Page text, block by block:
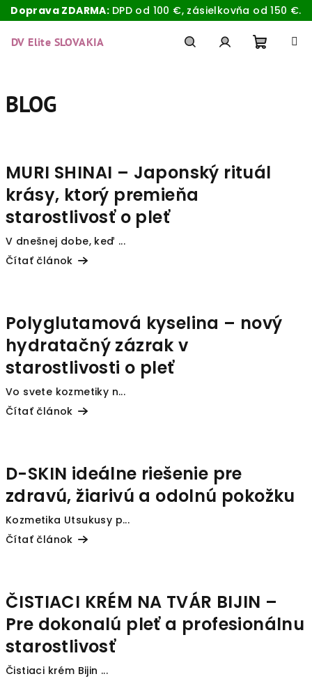
Doprava ZDARMA: DPD od 100 €, zásielkovňa od 150 €.
naDV Elite SLOVAKIA
BLOG
p
i
s
č
l
k
o
v
MURI SHINAI – Japonský rituál
krásy, ktorý premieňa
starostlivosť o pleť
V dnešnej dobe, keď ...
Čítať článok
Polyglutamová kyselina – nový
hydratačný zázrak v
starostlivosti o pleť
Vo svete kozmetiky n...
Čítať článok
D-SKIN ideálne riešenie pre
zdravú, žiarivú a odolnú pokožku
Kozmetika Utsukusy p...
Čítať článok
ČISTIACI KRÉM NA TVÁR BIJIN –
Pre dokonalú pleť a profesionálnu
starostlivosť
Čistiaci krém Bijin ...